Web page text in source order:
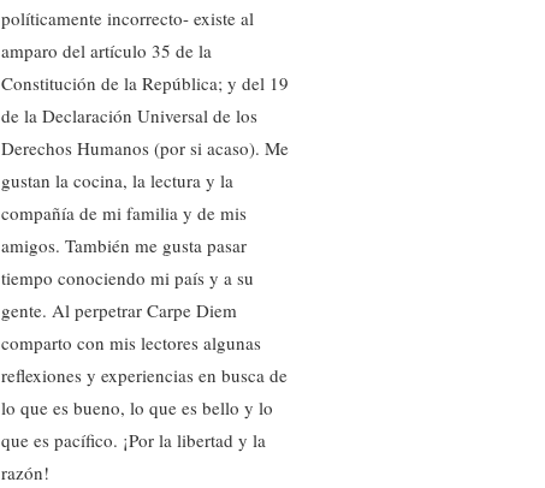
políticamente incorrecto- existe al
amparo del artículo 35 de la
Constitución de la República; y del 19
de la Declaración Universal de los
Derechos Humanos (por si acaso). Me
gustan la cocina, la lectura y la
compañía de mi familia y de mis
amigos. También me gusta pasar
tiempo conociendo mi país y a su
gente. Al perpetrar Carpe Diem
comparto con mis lectores algunas
reflexiones y experiencias en busca de
lo que es bueno, lo que es bello y lo
que es pacífico. ¡Por la libertad y la
razón!